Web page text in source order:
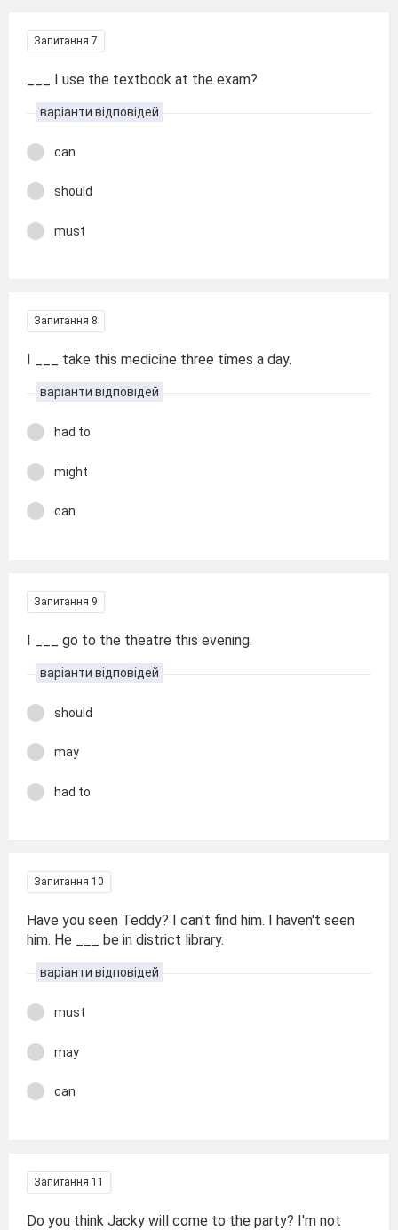
Запитання 7
___ I use the textbook at the exam?
варіанти відповідей
can
should
must
Запитання 8
I ___ take this medicine three times a day.
варіанти відповідей
had to
might
can
Запитання 9
I ___ go to the theatre this evening.
варіанти відповідей
should
may
had to
Запитання 10
Have you seen Teddy? I can't find him. I haven't seen
him. He ___ be in district library.
варіанти відповідей
must
may
can
Запитання 11
Do you think Jacky will come to the party? I'm not